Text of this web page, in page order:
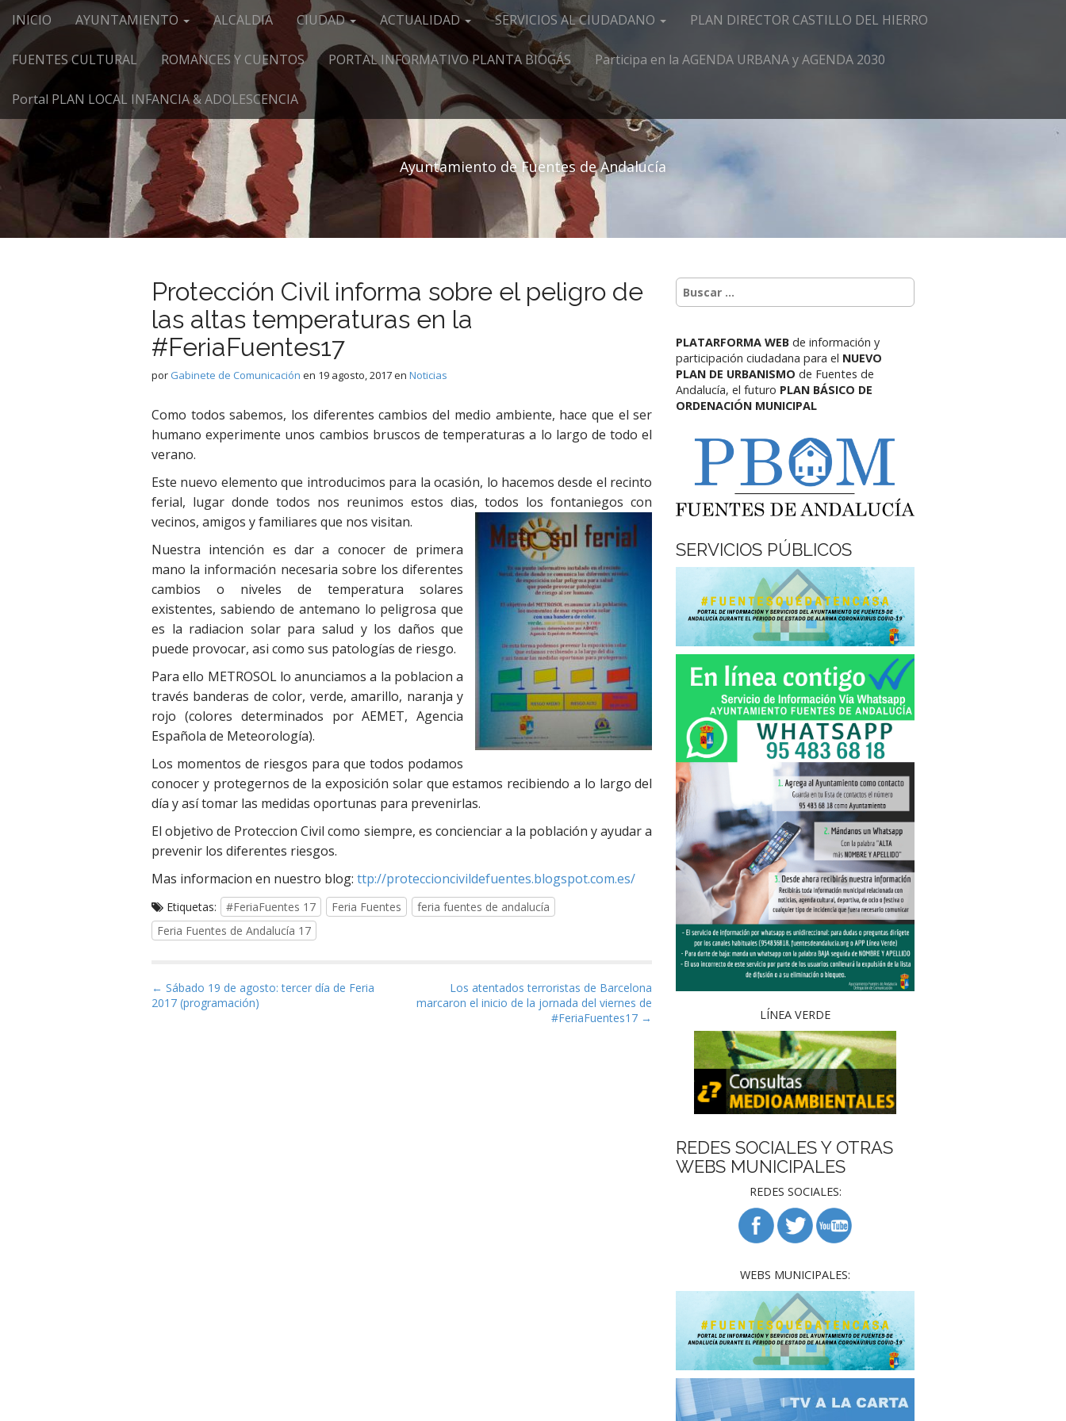
Menú principal
Saltar al contenido
INICIO AYUNTAMIENTO ALCALDIA CIUDAD ACTUALIDAD SERVICIOS AL CIUDADANO PLAN DIRECTOR CASTILLO DEL HIERRO
FUENTES CULTURAL ROMANCES Y CUENTOS PORTAL INFORMATIVO PLANTA BIOGÁS Participa en la AGENDA URBANA y AGENDA 2030
Portal PLAN LOCAL INFANCIA & ADOLESCENCIA
Ayuntamiento de Fuentes de Andalucía
Protección Civil informa sobre el peligro de
las altas temperaturas en la
#FeriaFuentes17
por Gabinete de Comunicación en 19 agosto, 2017en Noticias
Como todos sabemos, los diferentes cambios del medio ambiente, hace que el ser
humano experimente unos cambios bruscos de temperaturas a lo largo de todo el
verano.
Este nuevo elemento que introducimos para la ocasión, lo hacemos desde el recinto
ferial, lugar donde todos nos reunimos estos dias, todos los fontaniegos con
vecinos, amigos y familiares que nos visitan.
Nuestra intención es dar a conocer de primera
mano la información necesaria sobre los diferentes
cambios o niveles de temperatura solares
existentes, sabiendo de antemano lo peligrosa que
es la radiacion solar para salud y los daños que
puede provocar, asi como sus patologías de riesgo.
Para ello METROSOL lo anunciamos a la poblacion a
través banderas de color, verde, amarillo, naranja y
rojo (colores determinados por AEMET, Agencia
Española de Meteorología).
Los momentos de riesgos para que todos podamos
conocer y protegernos de la exposición solar que estamos recibiendo a lo largo del
día y así tomar las medidas oportunas para prevenirlas.
El objetivo de Proteccion Civil como siempre, es concienciar a la población y ayudar a
prevenir los diferentes riesgos.
Mas informacion en nuestro blog: ttp://proteccioncivildefuentes.blogspot.com.es/
Etiquetas: #FeriaFuentes 17 Feria Fuentes
feria fuentes de andalucía
Feria Fuentes de Andalucía 17
Navegación de entradas
← Sábado 19 de agosto: tercer día de Feria
2017 (programación)
Los atentados terroristas de Barcelona
marcaron el inicio de la jornada del viernes de
#FeriaFuentes17 →
PLATARFORMA WEBde información y
participación ciudadana para el NUEVO
PLAN DE URBANISMOde Fuentes de
Andalucía, el futuro PLAN BÁSICO DE
ORDENACIÓN MUNICIPAL
SERVICIOS PÚBLICOS
LÍNEA VERDE
REDES SOCIALES Y OTRAS
WEBS MUNICIPALES
REDES SOCIALES:
WEBS MUNICIPALES: